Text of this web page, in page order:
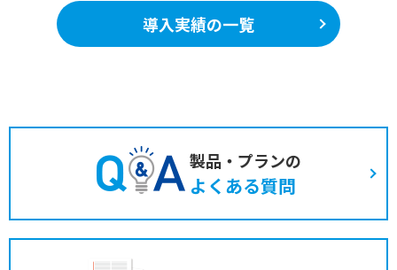
導入実績の一覧
製品・プランの
よくある質問